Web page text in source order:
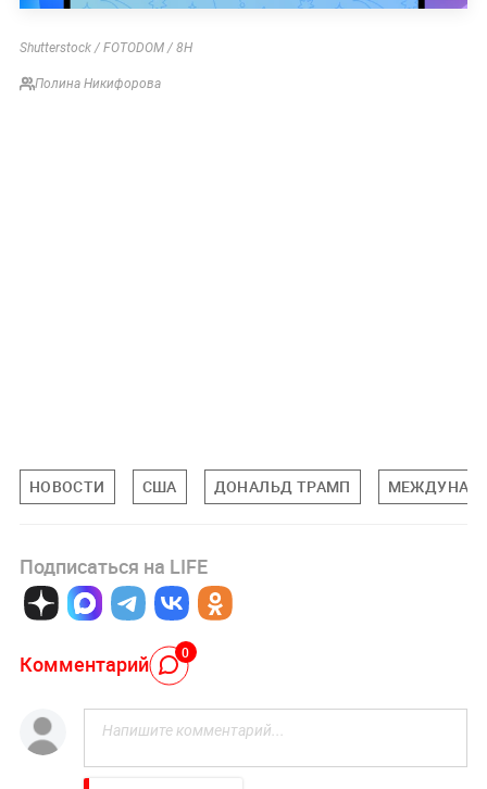
Shutterstock / FOTODOM / 8H
Полина Никифорова
НОВОСТИ США ДОНАЛЬД ТРАМП
Подписаться на LIFE
Комментарий 0